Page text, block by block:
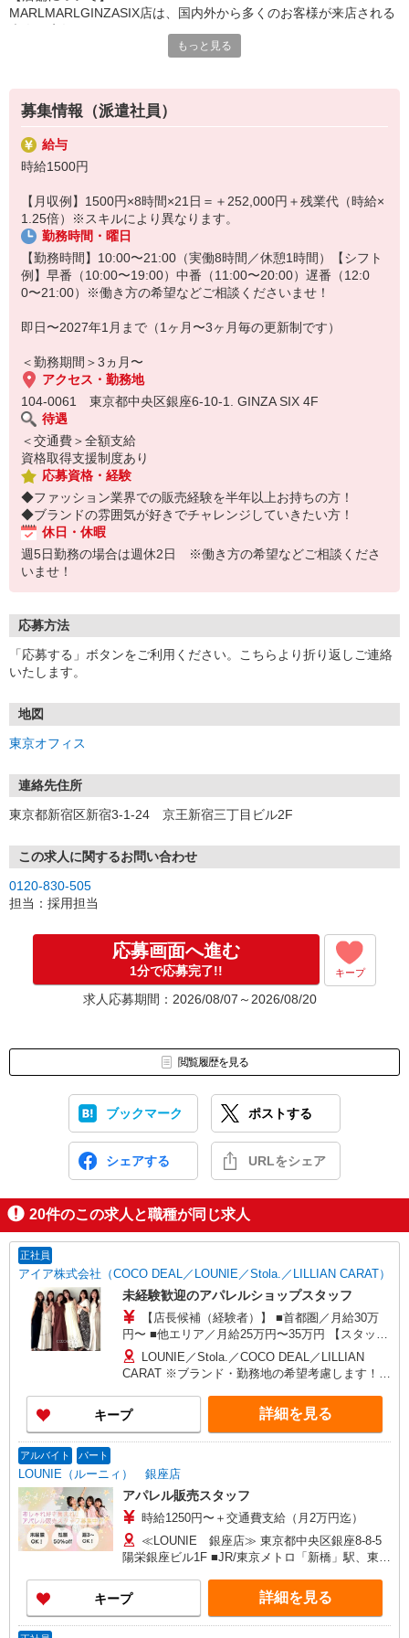
MARLMARLGINZASIX店は、国内外から多くのお客様が来店される
ベビーギフトや出産祝いを探しに来られるお客様が多く、常に活気
1日あたりは4〜5名体制で運営していることが多い店舗です。
平日・土日問わず来店数が多いため、スタッフ同士で声を掛け合い
ながらスピード感を持って接客・ご案内を行っています。
1人で黙々と進めるというよりは、チームで連携を取りながら店舗を
回していく雰囲気が特徴です。
く、
「テキパキ動くことが好き」「人と協力しながら働きたい」「忙し
い環境の方が楽しい」という方にピッタリの店舗です！
少人数な職場
もっと見る
募集情報（派遣社員）
給与
時給1500円
【月収例】1500円×8時間×21日＝＋252,000円＋残業代（時給×
1.25倍）※スキルにより異なります。
勤務時間・曜日
【勤務時間】10:00〜21:00（実働8時間／休憩1時間）【シフト
例】早番（10:00〜19:00）中番（11:00〜20:00）遅番（12:0
0〜21:00）※働き方の希望などご相談くださいませ！
即日〜2027年1月まで（1ヶ月〜3ヶ月毎の更新制です）
＜勤務期間＞3ヵ月〜
アクセス・勤務地
104-0061 東京都中央区銀座6-10-1. GINZA SIX 4F
待遇
＜交通費＞全額支給
資格取得支援制度あり
応募資格・経験
◆ファッション業界での販売経験を半年以上お持ちの方！
◆ブランドの雰囲気が好きでチャレンジしていきたい方！
休日・休暇
週5日勤務の場合は週休2日 ※働き方の希望などご相談くださ
いませ！
応募方法
「応募する」ボタンをご利用ください。こちらより折り返しご連絡
いたします。
地図
東京オフィス
連絡先住所
東京都新宿区新宿3-1-24 京王新宿三丁目ビル2F
この求人に関するお問い合わせ
0120-830-505
担当：採用担当
応募画面へ進む
1分で応募完了!! キープ
求人応募期間：2026/08/07～2026/08/20
閲覧履歴を見る
ブックマーク ポストする
シェアする URLをシェア
20件のこの求人と職種が同じ求人
正社員
アイア株式会社（COCO DEAL／LOUNIE／Stola.／LILLIAN CARAT）
未経験歓迎のアパレルショップスタッフ
【店長候補（経験者）】 ■首都圏／月給30万
円〜 ■他エリア／月給25万円〜35万円 【スタッ
フ】 ■首都圏／月給24万3,800円〜40万円 ■大阪／
月給23万3,500円〜35万円 ■京都、兵庫、愛知、岐
阜、福岡／月給22万7,800円〜35万円 ■他エリア／
月給22万2,100円〜35万円 固定残業手当含む（1ヶ
月あたり20時間）※超過時は追加支給 首都圏エリ
ア：30,800円 大阪：29,500円 京都、兵庫、愛知、
考慮 ※試用期間3ヶ月も同条件（首都圏：店長候
補は月給27万円〜）
LOUNIE／Stola.／COCO DEAL／LILLIAN
CARAT ※ブランド・勤務地の希望考慮します！※
道、宮城（仙台）、愛知、大阪、兵庫、京都、和
歌山、岡山、広島、愛媛、福岡、長崎、宮崎、熊
本などの各店舗で募集しています。 【COCO
ルミネ池袋店／ルミネ横浜／ルミネ大宮店／ルミ
ネ有楽町店 ルミネ立川店／ルミネ町田店／池袋
PARCO店／東京スカイツリータウン・ソラマチ店
イクスピアリ店／イオンレイクタウン店／ジョイ
ナス店／テラスモール湘南店 タカシマヤ ゲートタ
ワーモール店／イオン大高SC店 なんばCITY店／
急西宮ガーデンズ店 ルクアイーレ大阪店／岡山一
番街店／ミナモア広島店／博多阪急店／天神ソラ
リアプラザ店 ▽他、詳しくは備考をご参照くださ
キープ 詳細を見る
アルバイト パート
LOUNIE（ルーニィ） 銀座店
アパレル販売スタッフ
時給1250円〜＋交通費支給（月2万円迄）
≪LOUNIE 銀座店≫ 東京都中央区銀座8-8-5
陽栄銀座ビル1F ■JR/東京メトロ「新橋」駅、東京
キープ 詳細を見る